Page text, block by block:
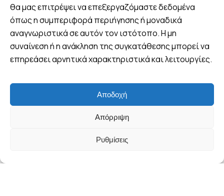
θα μας επιτρέψει να επεξεργαζόμαστε δεδομένα
όπως η συμπεριφορά περιήγησης ή μοναδικά
αναγνωριστικά σε αυτόν τον ιστότοπο. Η μη
συναίνεση ή η ανάκληση της συγκατάθεσης μπορεί να
επηρεάσει αρνητικά χαρακτηριστικά και λειτουργίες.
Αποδοχή
Απόρριψη
Ρυθμίσεις
Πλ. 25ης Μαρτίου 8, Λουτράκι,
Ελλάδα
+30 6970 047952 (Viber -
WhatsApp)
info@wandervan.gr